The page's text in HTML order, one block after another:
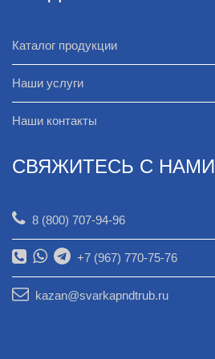
Каталог продукции
Наши услуги
Наши контакты
СВЯЖИТЕСЬ С НАМИ
8 (800) 707-94-96
+7 (967) 770-75-76
kazan@svarkapndtrub.ru